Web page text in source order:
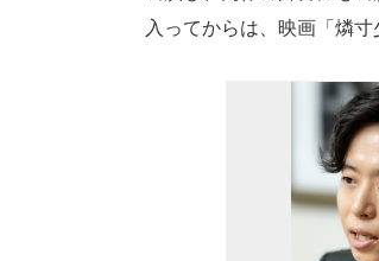
入ってからは、映画「燐